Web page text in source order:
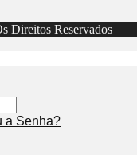
Direitos Reservados
a Senha?